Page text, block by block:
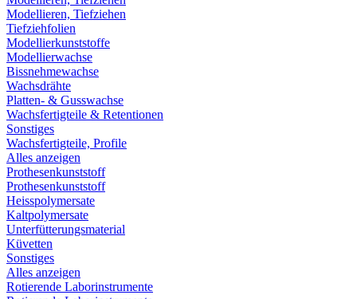
Modellieren, Tiefziehen
Tiefziehfolien
Modellierkunststoffe
Modellierwachse
Bissnehmewachse
Wachsdrähte
Platten- & Gusswachse
Wachsfertigteile & Retentionen
Sonstiges
Wachsfertigteile, Profile
Alles anzeigen
Prothesenkunststoff
Prothesenkunststoff
Heisspolymersate
Kaltpolymersate
Unterfütterungsmaterial
Küvetten
Sonstiges
Alles anzeigen
Rotierende Laborinstrumente